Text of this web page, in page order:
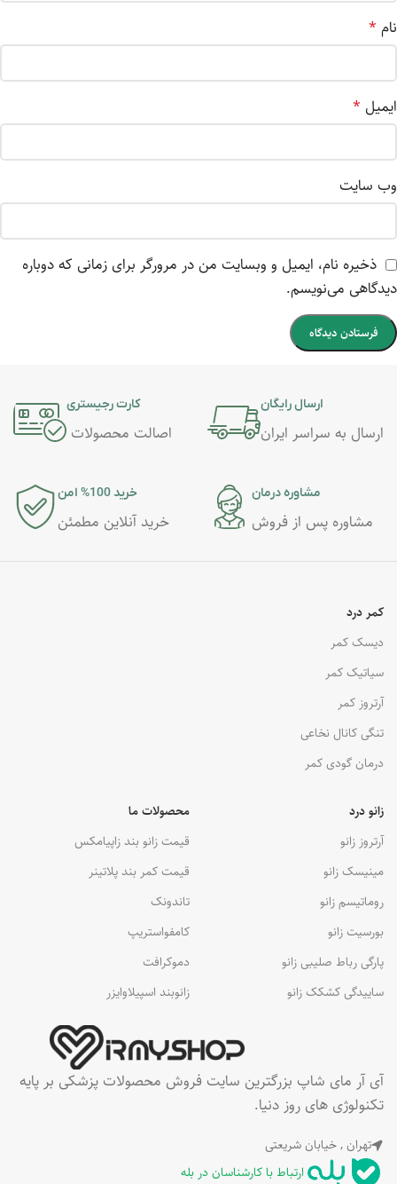
نام *
ایمیل *
وب‌ سایت
ذخیره نام، ایمیل و وبسایت من در مرورگر برای زمانی که دوباره
دیدگاهی می‌نویسم.
ارسال رایگان
ارسال به سراسر ایران
کارت رجیستری
اصالت محصولات
مشاوره درمان
مشاوره پس از فروش
خرید 100% امن
خرید آنلاین مطمئن
آی آر مای شاپ بزرگترین سایت فروش محصولات پزشکی بر پایه
تکنولوژی های روز دنیا.
تهران , خیابان شریعتی
ارتباط با کارشناسان در بله
محصولات ما
قیمت زانو بند زاپیامکس
قیمت کمر بند پلاتینر
تاندونک
کامفواستریپ
دموکرافت
زانوبند اسپیلاوایزر
زانو درد
آرتروز زانو
مینیسک زانو
روماتیسم زانو
بورسیت زانو
پارگی رباط صلیبی زانو
ساییدگی کشکک زانو
کمر درد
دیسک کمر
سیاتیک کمر
آرتروز کمر
تنگی کانال نخاعی
درمان گودی کمر